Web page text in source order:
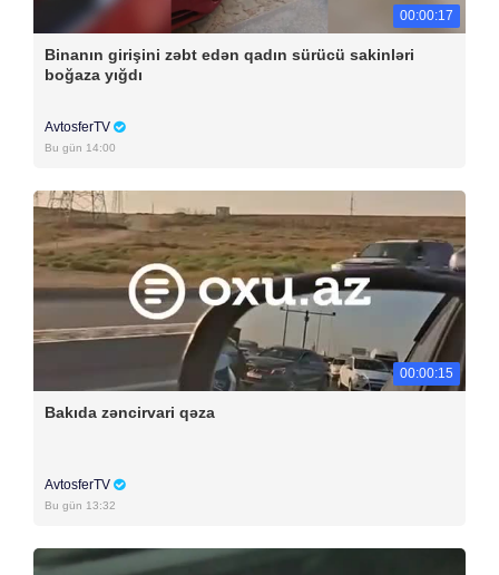
00:00:17
Binanın girişini zəbt edən qadın sürücü sakinləri
boğaza yığdı
AvtosferTV
Bu gün 14:00
00:00:15
Bakıda zəncirvari qəza
AvtosferTV
Bu gün 13:32